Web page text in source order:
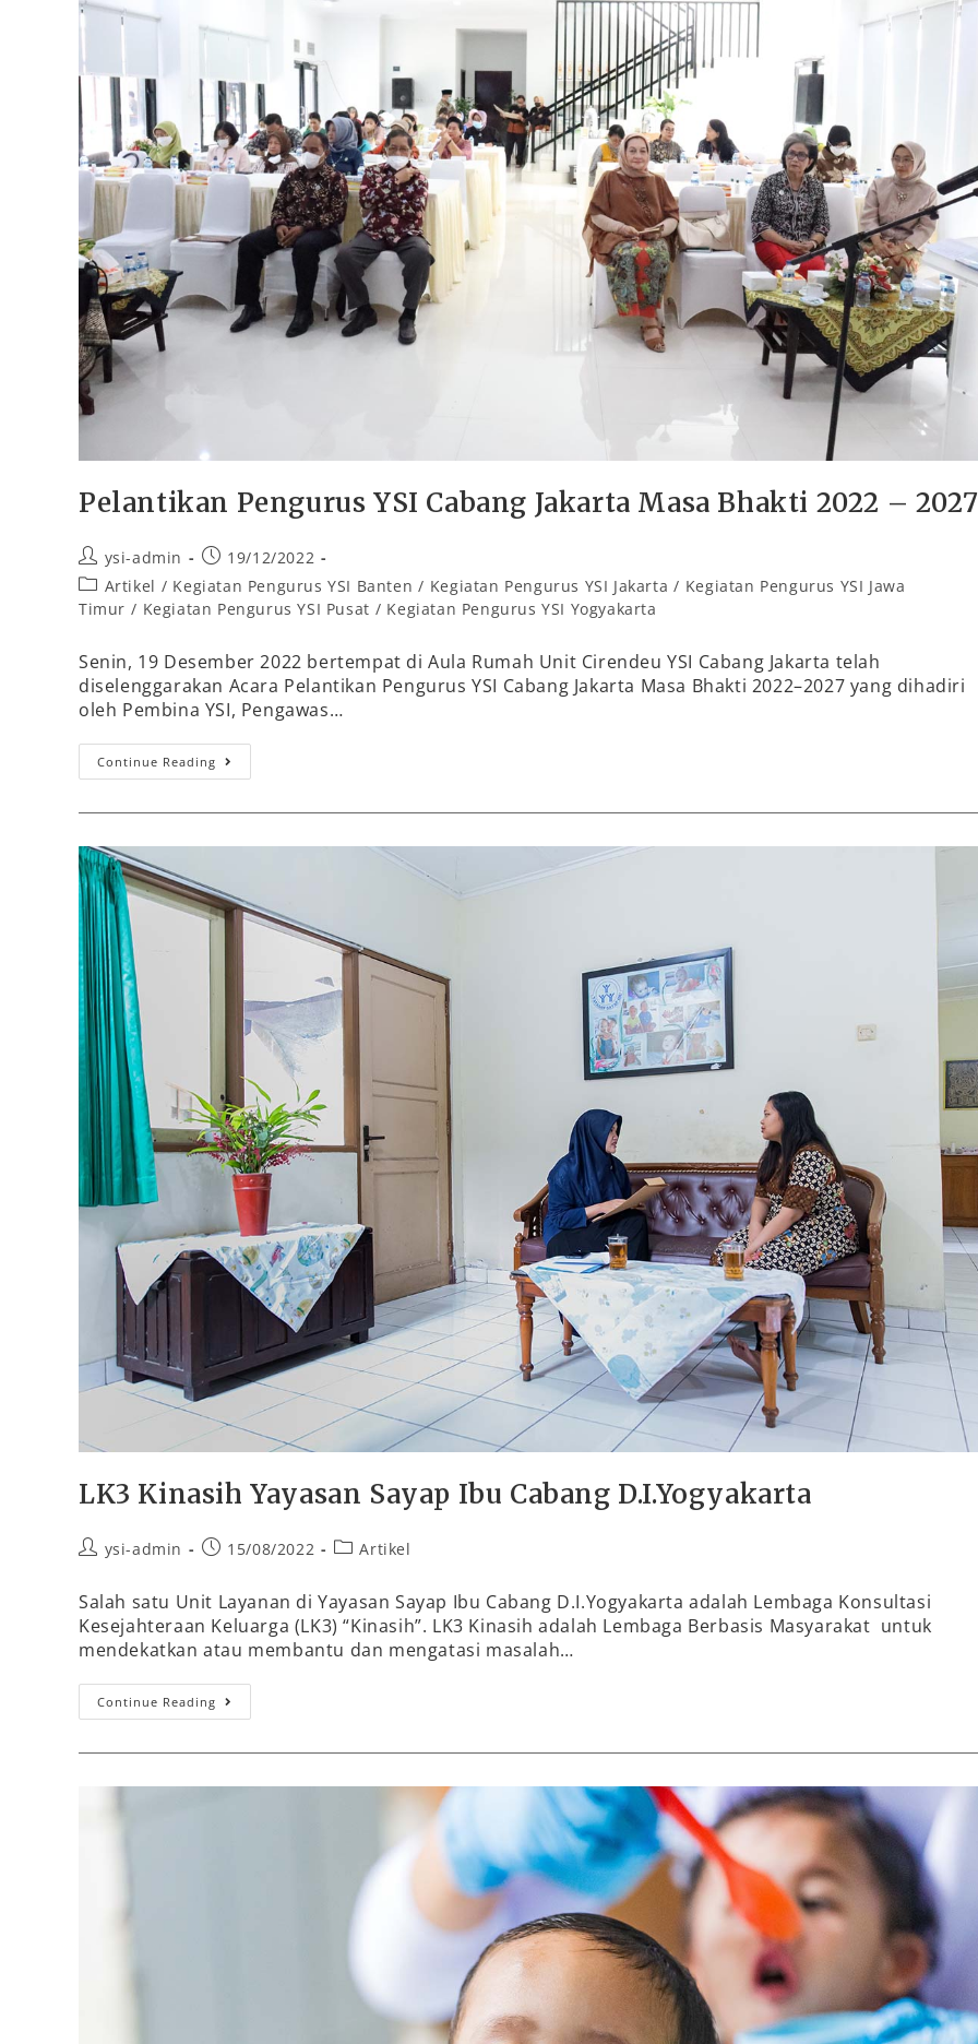
Pelantikan Pengurus YSI Cabang Jakarta Masa Bhakti 2022 – 2027
ysi-admin
19/12/2022
Artikel / Kegiatan Pengurus YSI Banten / Kegiatan Pengurus YSI Jakarta / Kegiatan Pengurus YSI Jawa
Timur / Kegiatan Pengurus YSI Pusat / Kegiatan Pengurus YSI Yogyakarta
Senin, 19 Desember 2022 bertempat di Aula Rumah Unit Cirendeu YSI Cabang Jakarta telah
diselenggarakan Acara Pelantikan Pengurus YSI Cabang Jakarta Masa Bhakti 2022–2027 yang dihadiri
oleh Pembina YSI, Pengawas…
Continue Reading
LK3 Kinasih Yayasan Sayap Ibu Cabang D.I.Yogyakarta
ysi-admin 15/08/2022 Artikel
Salah satu Unit Layanan di Yayasan Sayap Ibu Cabang D.I.Yogyakarta adalah Lembaga Konsultasi
Kesejahteraan Keluarga (LK3) “Kinasih”. LK3 Kinasih adalah Lembaga Berbasis Masyarakat untuk
mendekatkan atau membantu dan mengatasi masalah…
Continue Reading